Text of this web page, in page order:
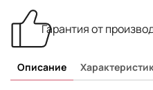
Гарантия от
Описание